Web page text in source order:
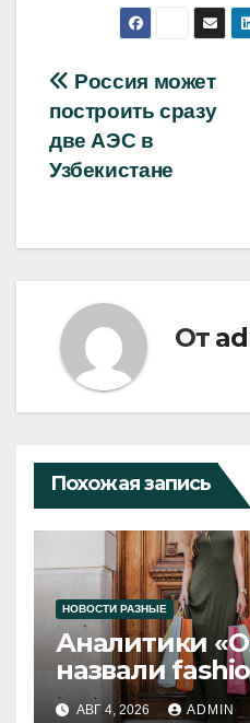
Навигация
по
записям
Россия может
построить сразу
две АЭС в
Узбекистане
От
Похожая запись
НОВОСТИ РАЗНЫЕ
Аналитики
назвали
2026 года
АВГ 4, 2026 ADMIN